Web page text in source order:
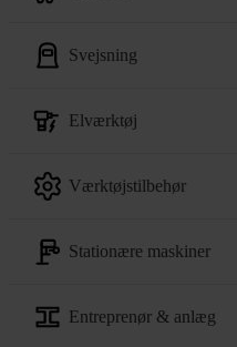
svejsning
elværktøj
værktøjstilbehør
stationære maskiner
entreprenør & anlæg